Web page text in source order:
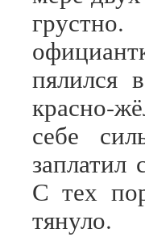
пялился
красно-
себе
заплатил
С тех
тянуло.